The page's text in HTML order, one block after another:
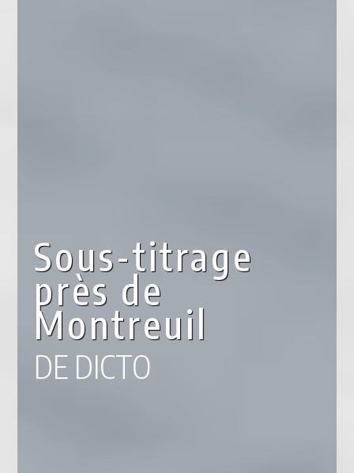
Sous-titrage
près de
Montreuil
DE DICTO